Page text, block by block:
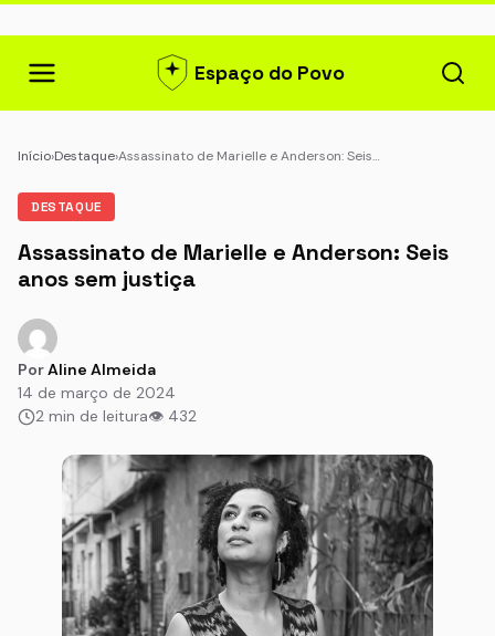
Espaço do Povo
Início›Destaque›Assassinato de Marielle e Anderson: Seis…
DESTAQUE
Assassinato de Marielle e Anderson: Seis
anos sem justiça
PorAline Almeida
14 de março de 2024
2 min de leitura👁 432